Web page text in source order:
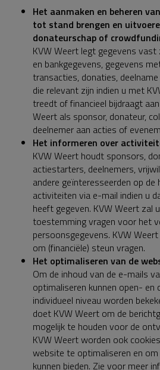
Het aanmaken en beheren
tot stand brengen en
donateurschap of
KVW Weert legt gegevens
en bankgegevens, gegevens
transacties, donaties,
die relevant zijn indien u met
treedt of financieel bijdraagt
Weert als sponsor, donateur,
deelnemer aan acties of
Het informeren over
KVW Weert houdt sponsors,
actiestarters, deelnemers,
andere geïnteresseerden op
activiteiten via e-mail indien u
heeft gegeven. KVW Weert zal
toestemming vragen voor het
persoonsgegevens. KVW
om (financiële) steun vragen.
Het optimaliseren van de
Om de inhoud van de e-mails
optimaliseren kunnen open- en
individueel niveau worden
doet KVW Weert om de
mogelijk te houden voor de
KVW Weert worden ook
website te optimaliseren en
kunnen bieden. Zie voor meer